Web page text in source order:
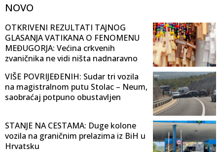
NOVO
OTKRIVENI REZULTATI TAJNOG
GLASANJA VATIKANA O FENOMENU
MEĐUGORJA: Većina crkvenih
zvaničnika ne vidi ništa nadnaravno
VIŠE POVRIJEĐENIH: Sudar tri vozila
na magistralnom putu Stolac – Neum,
saobraćaj potpuno obustavljen
STANJE NA CESTAMA: Duge kolone
vozila na graničnim prelazima iz BiH u
Hrvatsku